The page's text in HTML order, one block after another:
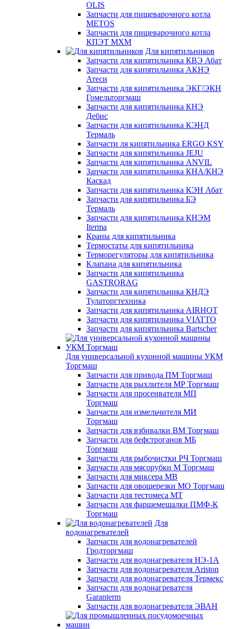
OLIS
Запчасти для пищеварочного котла
METOS
Запчасти для пищеварочного котла
КПЭТ МХМ
Для кипятильников
Запчасти для кипятильника КВЭ Абат
Запчасти для кипятильника АКНЭ
Атеси
Запчасти для кипятильника ЭКГ/ЭКН
Гомельторгмаш
Запчасти для кипятильника КНЭ
Дебис
Запчасти для кипятильника КЭНД
Термаль
Запчасти ля кипятильника ERGO KSY
Запчасти для кипятильника JEJU
Запчасти для кипятильника ANVIL
Запчасти для кипятильника КНА/КНЭ
Каскад
Запчасти для кипятильника КЭН Абат
Запчасти для кипятильника БЭ
Термаль
Запчасти для кипятильника КНЭМ
Iterma
Краны для кипятильника
Термостаты для кипятильника
Терморегуляторы для кипятильника
Клапана для кипятильника
Запчасти для кипятильника
GASTRORAG
Запчасти для кипятильника КНДЭ
Тулаторгтехника
Запчасти для кипятильника AIRHOT
Запчасти для кипятильника VIATTO
Запчасти для кипятильника Bartscher
Для универсальной кухонной машины УКМ
Торгмаш
Запчасти для привода ПМ Торгмаш
Запчасти для рыхлителя МР Торгмаш
Запчасти для просеивателя МП
Торгмаш
Запчасти для измельчителя МИ
Торгмаш
Запчасти для взбивалки ВМ Торгмаш
Запчасти для бефстроганов МБ
Торгмаш
Запчасти для рыбочистки РЧ Торгмаш
Запчасти для мясорубки М Торгмаш
Запчасти для миксера МВ
Запчасти для овощерезки МО Торгмаш
Запчасти для тестомеса МТ
Запчасти для фаршемешалки ПМФ-К
Торгмаш
Для
водонагревателей
Запчасти для водонагревателей
Гродторгмаш
Запчасти для водонагревателя НЭ-1А
Запчасти для водонагревателя Ariston
Запчасти для водонагревателя Термекс
Запчасти для водонагревателя
Garanterm
Запчасти для водонагревателя ЭВАН